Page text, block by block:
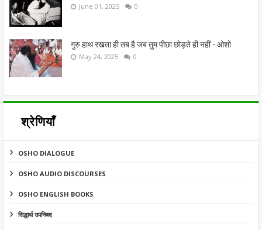
June 01, 2025 0
गुरु हाथ रखता ही तब है जब तुम पीछा छोड़ते ही नहीं - ओशो
May 24, 2025 0
श्रेणियाँ
OSHO DIALOGUE
OSHO AUDIO DISCOURSES
OSHO ENGLISH BOOKS
सिद्धार्थ उपनिषद